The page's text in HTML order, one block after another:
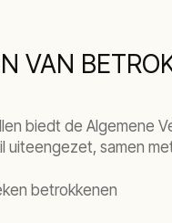
VAN
biedt de Algemene
uiteengezet, samen
betrokkenen